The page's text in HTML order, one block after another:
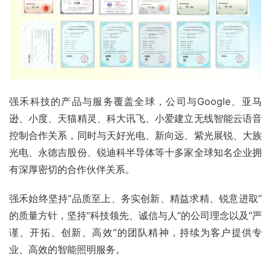
强禾科技的产品与服务覆盖全球，公司与Google、亚马
逊、小度、天猫精灵、科大讯飞、小爱建立无线智能云语音
控制合作关系，同时与天好光电、新向远、紫光展锐、大族
光电、永德吉股份、锐迪科半导体等十多家全球知名企业拥
有深厚密切的合作伙伴关系。
强禾始终坚持“品质至上、务实创新、精益求精、锐意进取”
的质量方针，坚持“科技领先、诚信与人”的公司理念以及“严
谨、开拓、创新、高效”的团队精神，持续为客户提供专
业、高效的智能照明服务。